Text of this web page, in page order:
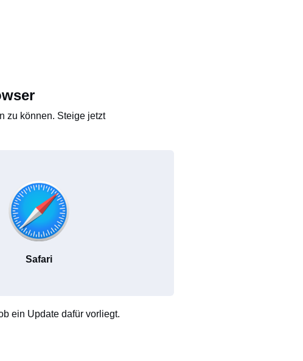
zu können. Steige jetzt
Safari
ein Update dafür vorliegt.